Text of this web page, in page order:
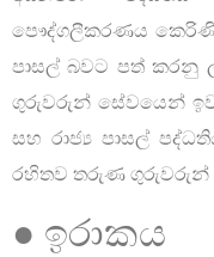
පෞද්ගලීකරණය කෙරිණි.
පාසල් බවට පත් කරනු
ගුරුවරුන් සේවයෙන්
සහ රාජ්‍ය පාසල්
රහිතව තරුණ ගුරුවරුන්
● ඉරාකය